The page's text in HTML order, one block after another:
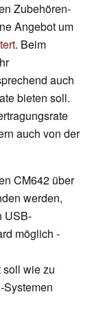
Zubehören-
Angebot um
. Beim
auch
bieten soll.
auch von der
CM642 über
werden,
USB-
möglich -
wie zu
Systemen